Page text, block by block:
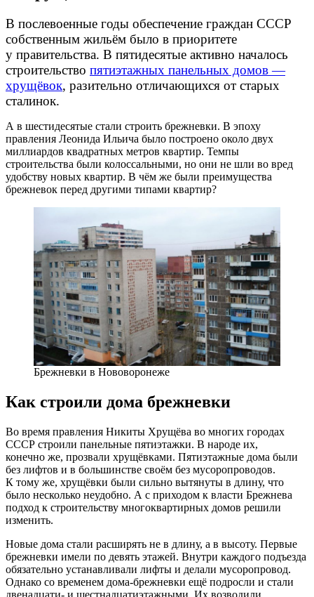
В послевоенные годы обеспечение граждан СССР
собственным жильём было в приоритете
у правительства. В пятидесятые активно началось
строительство пятиэтажных панельных домов —
хрущёвок, разительно отличающихся от старых
сталинок.
А в шестидесятые стали строить брежневки. В эпоху
правления Леонида Ильича было построено около двух
миллиардов квадратных метров квартир. Темпы
строительства были колоссальными, но они не шли во вред
удобству новых квартир. В чём же были преимущества
брежневок перед другими типами квартир?
Брежневки в Нововоронеже
Как строили дома брежневки
Во время правления Никиты Хрущёва во многих городах
СССР строили панельные пятиэтажки. В народе их,
конечно же, прозвали хрущёвками. Пятиэтажные дома были
без лифтов и в большинстве своём без мусоропроводов.
К тому же, хрущёвки были сильно вытянуты в длину, что
было несколько неудобно. А с приходом к власти Брежнева
подход к строительству многоквартирных домов решили
изменить.
Новые дома стали расширять не в длину, а в высоту. Первые
брежневки имели по девять этажей. Внутри каждого подъезда
обязательно устанавливали лифты и делали мусоропровод.
Однако со временем дома-брежневки ещё подросли и стали